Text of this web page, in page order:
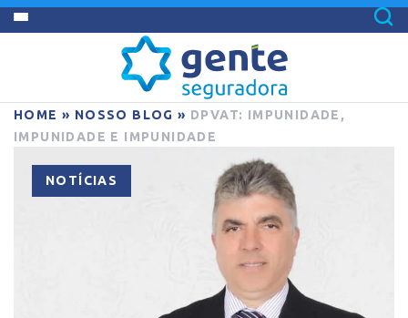
HOME » NOSSO BLOG » DPVAT: IMPUNIDADE,
IMPUNIDADE E IMPUNIDADE
NOTÍCIAS